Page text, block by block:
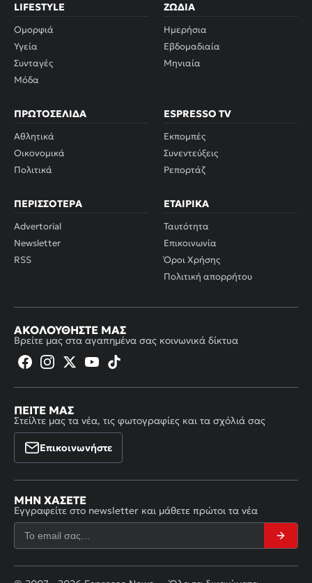
LIFESTYLE
Ομορφιά
Υγεία
Συνταγές
Μόδα
ΖΏΔΙΑ
Ημερήσια
Εβδομαδιαία
Μηνιαία
ΠΡΩΤΟΣΈΛΙΔΑ
Αθλητικά
Οικονομικά
Πολιτικά
ESPRESSO TV
Εκπομπές
Συνεντεύξεις
Ρεπορτάζ
ΠΕΡΙΣΣΌΤΕΡΑ
Advertorial
Newsletter
RSS
ΕΤΑΙΡΙΚΆ
Ταυτότητα
Επικοινωνία
Όροι Χρήσης
Πολιτική απορρήτου
ΑΚΟΛΟΥΘΉΣΤΕ ΜΑΣ
Βρείτε μας στα αγαπημένα σας κοινωνικά δίκτυα
ΠΕΊΤΕ ΜΑΣ
Στείλτε μας τα νέα, τις φωτογραφίες και τα σχόλιά σας
Επικοινωνήστε
ΜΗΝ ΧΆΣΕΤΕ
Εγγραφείτε στο newsletter και μάθετε πρώτοι τα νέα